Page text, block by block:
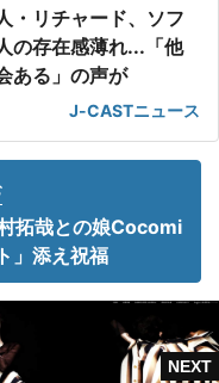
・リチャード、ソフ
の存在感薄れ...「他
ある」の声が
J-CASTニュース
拓哉との娘Cocomi
」添え祝福